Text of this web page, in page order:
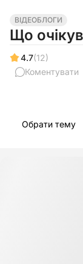
ВІДЕОБЛОГИ
Що
4.7(12)
Коментувати
Обрати тему